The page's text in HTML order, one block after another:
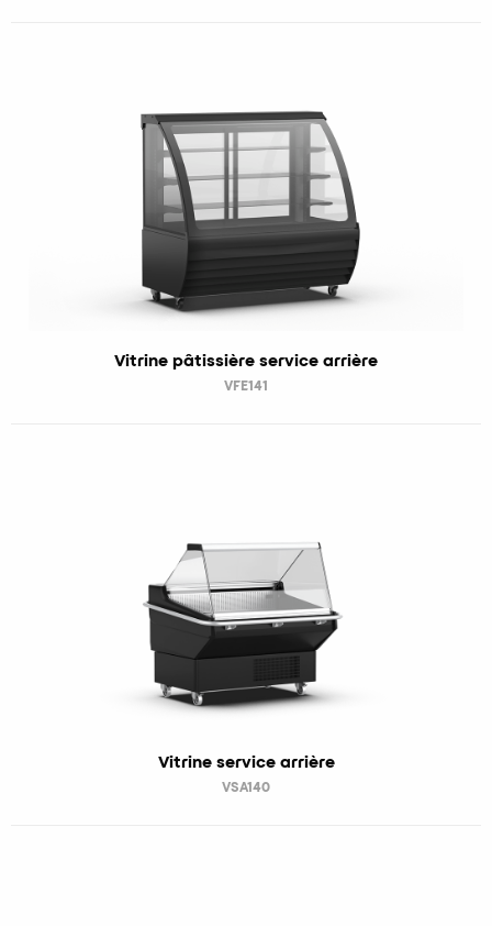
Vitrine pâtissière service arrière
VFE141
Vitrine service arrière
VSA140